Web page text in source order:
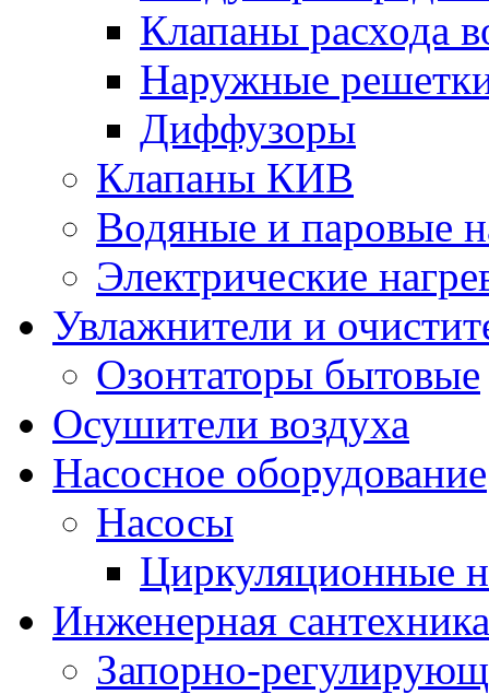
Клапаны расхода
Наружные
Диффузоры
Клапаны КИВ
Водяные и паровые
Электрические
Увлажнители и
Озонтаторы бытовые
Осушители воздуха
Насосное оборудование
Насосы
Циркуляционные
Инженерная сантехника
Запорно-